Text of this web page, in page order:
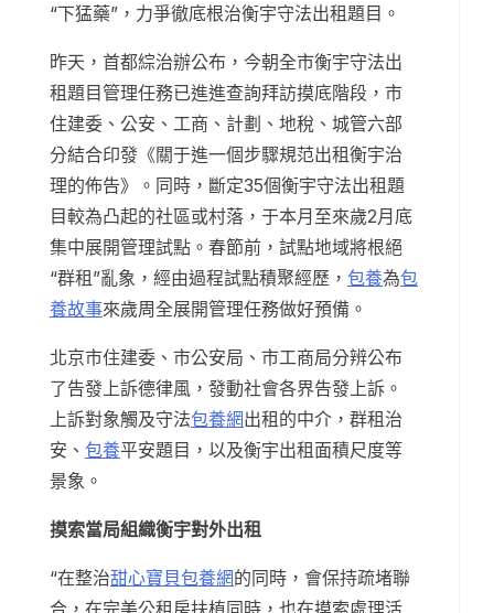
“下猛藥”，力爭徹底根治衡宇守法出租題目。
昨天，首都綜治辦公布，今朝全市衡宇守法出
租題目管理任務已進進查詢拜訪摸底階段，市
住建委、公安、工商、計劃、地稅、城管六部
分結合印發《關于進一個步驟規范出租衡宇治
理的佈告》。同時，斷定35個衡宇守法出租題
目較為凸起的社區或村落，于本月至來歲2月底
集中展開管理試點。春節前，試點地域將根絕
“群租”亂象，經由過程試點積聚經歷， 包養為包
養故事來歲周全展開管理任務做好預備。
北京市住建委、市公安局、市工商局分辨公布
了告發上訴德律風，發動社會各界告發上訴。
上訴對象觸及守法包養網出租的中介，群租治
安、 包養平安題目，以及衡宇出租面積尺度等
景象。
摸索當局組織衡宇對外出租
“在整治甜心寶貝包養網的同時，會保持疏堵聯
合，在完美公租房扶植同時，也在摸索處理活